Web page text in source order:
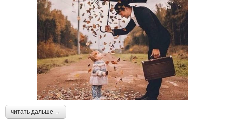
читать дальше →